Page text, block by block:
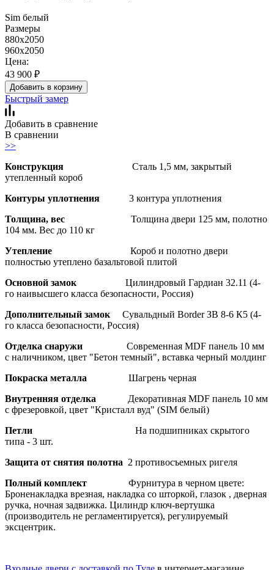
Sim белый
Размеры
880x2050
960x2050
Цена:
43 900 ₽
Добавить в корзину
Быстрый замер
Добавить в сравнение
В сравнении
>>
Конструкция Сталь 1,5 мм, закрытый
утепленный короб
Контуры уплотнения 3 контура уплотнения
Толщина, вес Толщина двери 125 мм, полотно
104 мм. Вес до 110 кг
Утепление Короб и полотно двери
полностью утеплено базальтовой плитой
Основной замок Цилиндровый Гардиан 32.11 (4-
го наивысшего класса безопасности, Россия)
Дополнительный замок Сувальдный Border ЗВ 8-6 К5 (4-
го класса безопасности, Россия)
Отделка снаружи Современная MDF панель 10 мм
с наличником, цвет "Бетон темный", вставка черный молдинг
Покраска металла Шагрень черная
Внутренняя отделка Декоративная MDF панель 10 мм
с фрезеровкой, цвет "Кристалл вуд" (SIM белый)
Петли На подшипниках скрытого
типа - 3 шт.
Защита от снятия полотна 2 противосъемных ригеля
Полный комплект Фурнитура в черном цвете:
Броненакладка врезная, накладка со шторкой, глазок , дверная
ручка, ночная задвижка. Цилиндр ключ-вертушка
(производитель не регламентируется), регулируемый
эксцентрик.